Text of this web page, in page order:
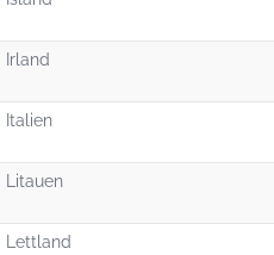
Irland
Italien
Litauen
Lettland